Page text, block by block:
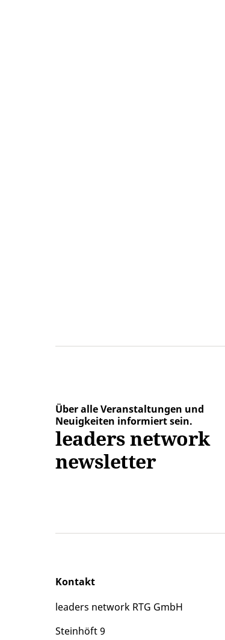
Über alle Veranstaltungen und
Neuigkeiten informiert sein.
leaders network
newsletter
Kontakt
leaders network RTG GmbH
Steinhöft 9